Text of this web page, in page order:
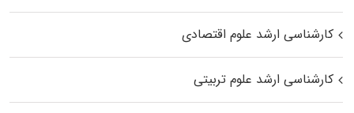
کارشناسی ارشد علوم اقتصادی
کارشناسی ارشد علوم تربیتی